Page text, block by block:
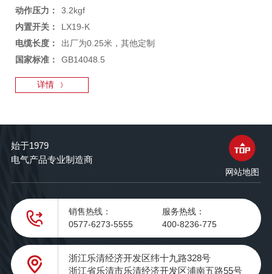
动作压力：
3.2kgf
内置开关：
LX19-K
电缆长度：
出厂为0.25米，其他定制
国家标准：
GB14048.5
详情 》
始于1979
电气产品专业制造商
网站地图
销售热线：
0577-6273-5555
服务热线：
400-8236-775
浙江乐清经济开发区纬十九路328号
浙江省乐清市乐清经济开发区浦南五路55号